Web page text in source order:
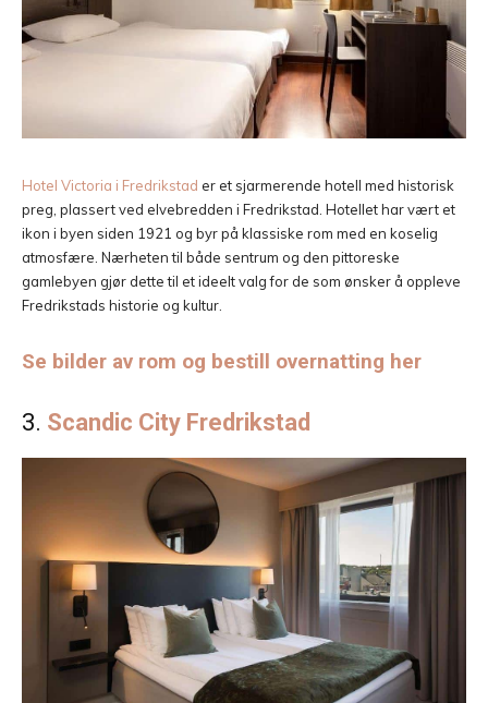
Hotel Victoria i Fredrikstad er et sjarmerende hotell med historisk
preg, plassert ved elvebredden i Fredrikstad. Hotellet har vært et
ikon i byen siden 1921 og byr på klassiske rom med en koselig
atmosfære. Nærheten til både sentrum og den pittoreske
gamlebyen gjør dette til et ideelt valg for de som ønsker å oppleve
Fredrikstads historie og kultur.
Se bilder av rom og bestill overnatting her
3. Scandic City Fredrikstad